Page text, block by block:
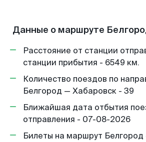
Данные о маршруте
Расстояние от станции
станции прибытия - 6549 км.
Количество поездов по
Белгород — Хабаровск - 39
Ближайшая дата отбытия
отправления - 07-08-2026
Билеты на маршрут